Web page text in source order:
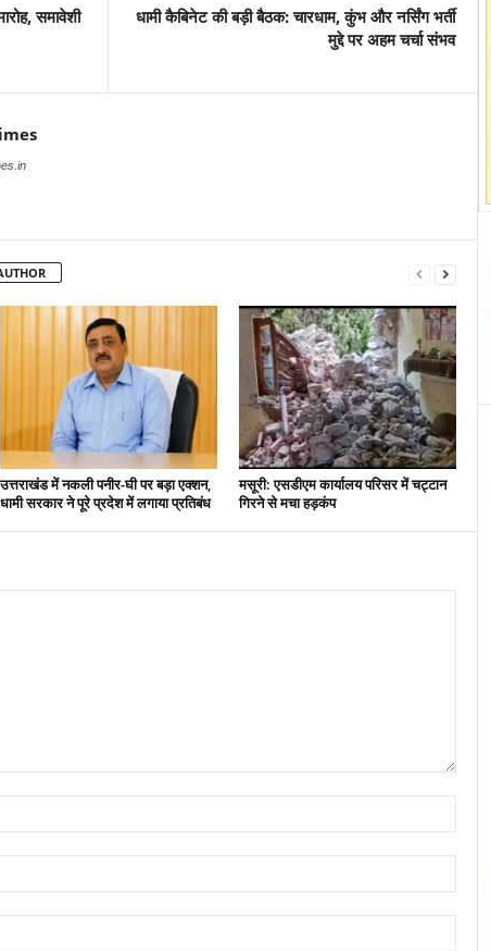
समावेशी
धामी कैबिनेट की बड़ी बैठक: चारधाम, कुंभ और नर्सिंग भर्ती
मुद्दे पर अहम चर्चा संभव
उत्तराखंड में नकली पनीर-घी पर बड़ा एक्शन,
धामी सरकार ने पूरे प्रदेश में लगाया प्रतिबंध
मसूरी: एसडीएम कार्यालय परिसर में चट्टान
गिरने से मचा हड़कंप